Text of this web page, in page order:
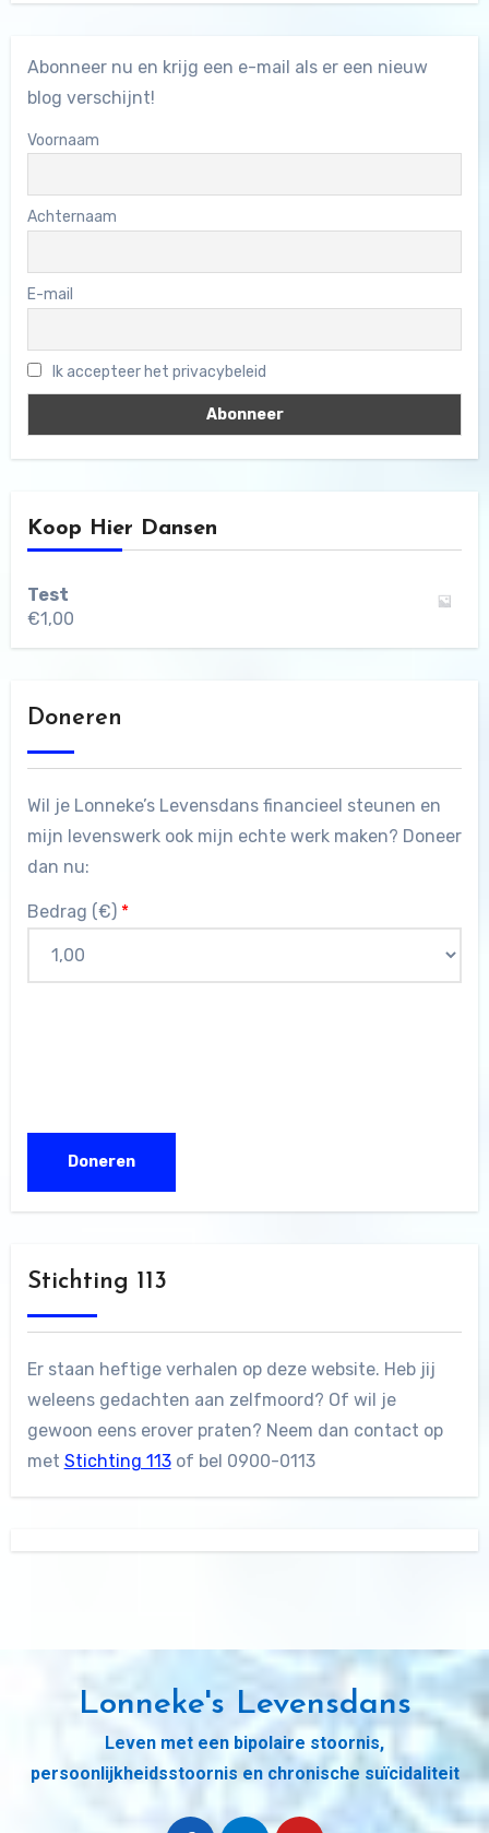
Abonneer nu en krijg een e-mail als er een nieuw
blog verschijnt!
Voornaam
Achternaam
E-mail
Ik accepteer het privacybeleid
Koop Hier Dansen
Test
€1,00
Doneren
Wil je Lonneke’s Levensdans financieel steunen en
mijn levenswerk ook mijn echte werk maken? Doneer
dan nu:
Bedrag (€) *
Stichting 113
Er staan heftige verhalen op deze website. Heb jij
weleens gedachten aan zelfmoord? Of wil je
gewoon eens erover praten? Neem dan contact op
met Stichting 113of bel 0900-0113
Lonneke's Levensdans
Leven met een bipolaire stoornis,
persoonlijkheidsstoornis en chronische suïcidaliteit